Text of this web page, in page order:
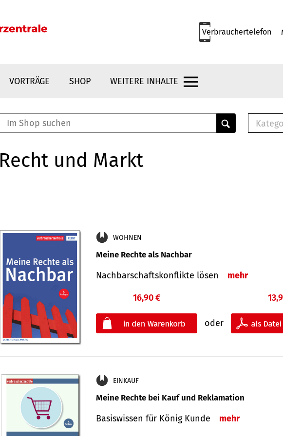
Verbrauchertelefon
VORTRÄGE SHOP WEITERE INHALTE
Recht und Markt
WOHNEN
Meine Rechte als Nachbar
Nach­bar­schafts­konflikte lösen mehr
16,90 €
oder
EINKAUF
Meine Rechte bei Kauf und Reklamation
Basiswissen für König Kunde mehr